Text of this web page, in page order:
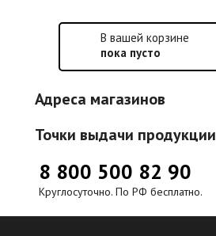
В вашей корзине
пока пусто
Адреса магазинов
Точки выдачи продукции
8 800 500 82 90
Круглосуточно. По РФ бесплатно.